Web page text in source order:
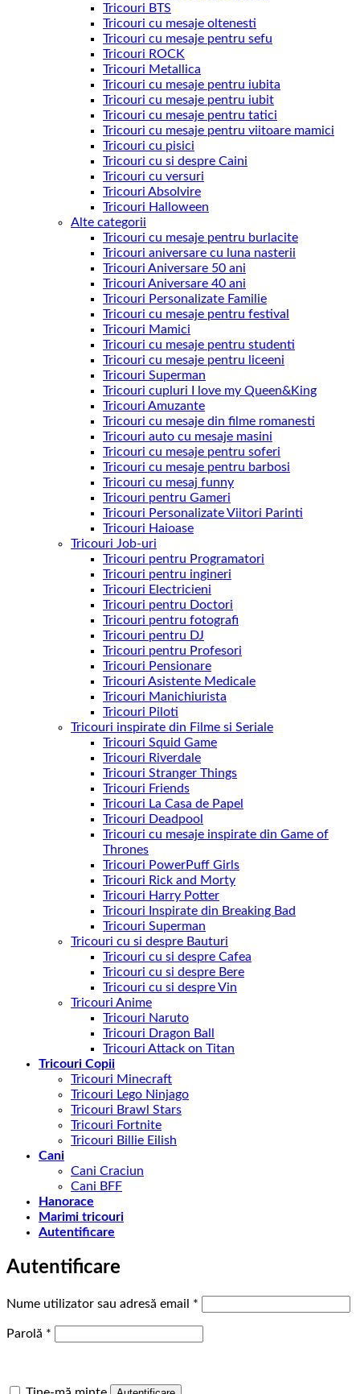
Tricouri BTS
Tricouri cu mesaje oltenesti
Tricouri cu mesaje pentru sefu
Tricouri ROCK
Tricouri Metallica
Tricouri cu mesaje pentru iubita
Tricouri cu mesaje pentru iubit
Tricouri cu mesaje pentru tatici
Tricouri cu mesaje pentru viitoare mamici
Tricouri cu pisici
Tricouri cu si despre Caini
Tricouri cu versuri
Tricouri Absolvire
Tricouri Halloween
Alte categorii
Tricouri cu mesaje pentru burlacite
Tricouri aniversare cu luna nasterii
Tricouri Aniversare 50 ani
Tricouri Aniversare 40 ani
Tricouri Personalizate Familie
Tricouri cu mesaje pentru festival
Tricouri Mamici
Tricouri cu mesaje pentru studenti
Tricouri cu mesaje pentru liceeni
Tricouri Superman
Tricouri cupluri I love my Queen&King
Tricouri Amuzante
Tricouri cu mesaje din filme romanesti
Tricouri auto cu mesaje masini
Tricouri cu mesaje pentru soferi
Tricouri cu mesaje pentru barbosi
Tricouri cu mesaj funny
Tricouri pentru Gameri
Tricouri Personalizate Viitori Parinti
Tricouri Haioase
Tricouri Job-uri
Tricouri pentru Programatori
Tricouri pentru ingineri
Tricouri Electricieni
Tricouri pentru Doctori
Tricouri pentru fotografi
Tricouri pentru DJ
Tricouri pentru Profesori
Tricouri Pensionare
Tricouri Asistente Medicale
Tricouri Manichiurista
Tricouri Piloti
Tricouri inspirate din Filme si Seriale
Tricouri Squid Game
Tricouri Riverdale
Tricouri Stranger Things
Tricouri Friends
Tricouri La Casa de Papel
Tricouri Deadpool
Tricouri cu mesaje inspirate din Game of
Thrones
Tricouri PowerPuff Girls
Tricouri Rick and Morty
Tricouri Harry Potter
Tricouri Inspirate din Breaking Bad
Tricouri Superman
Tricouri cu si despre Bauturi
Tricouri cu si despre Cafea
Tricouri cu si despre Bere
Tricouri cu si despre Vin
Tricouri Anime
Tricouri Naruto
Tricouri Dragon Ball
Tricouri Attack on Titan
Tricouri Copii
Tricouri Minecraft
Tricouri Lego Ninjago
Tricouri Brawl Stars
Tricouri Fortnite
Tricouri Billie Eilish
Cani
Cani Craciun
Cani BFF
Hanorace
Marimi tricouri
Autentificare
Autentificare
Nume utilizator sau adresă email *
Parolă *